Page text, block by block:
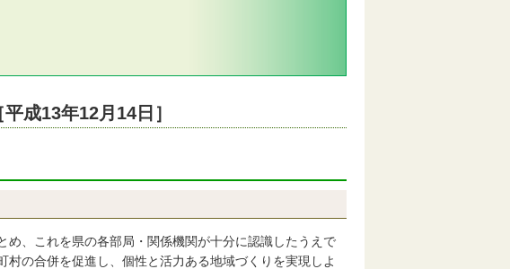
成13年12月14日］
、これを県の各部局・関係機関が十分に認識したうえで
の合併を促進し、個性と活力ある地域づくりを実現しよ